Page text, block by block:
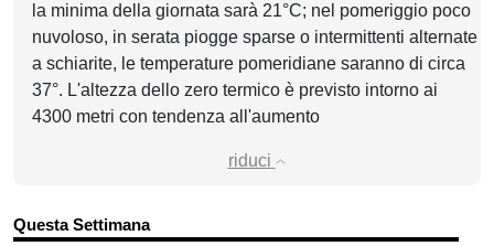
la minima della giornata sarà 21°C; nel pomeriggio poco
nuvoloso, in serata piogge sparse o intermittenti alternate
a schiarite, le temperature pomeridiane saranno di circa
37°. L'altezza dello zero termico è previsto intorno ai
4300 metri con tendenza all'aumento
riduci
Questa Settimana